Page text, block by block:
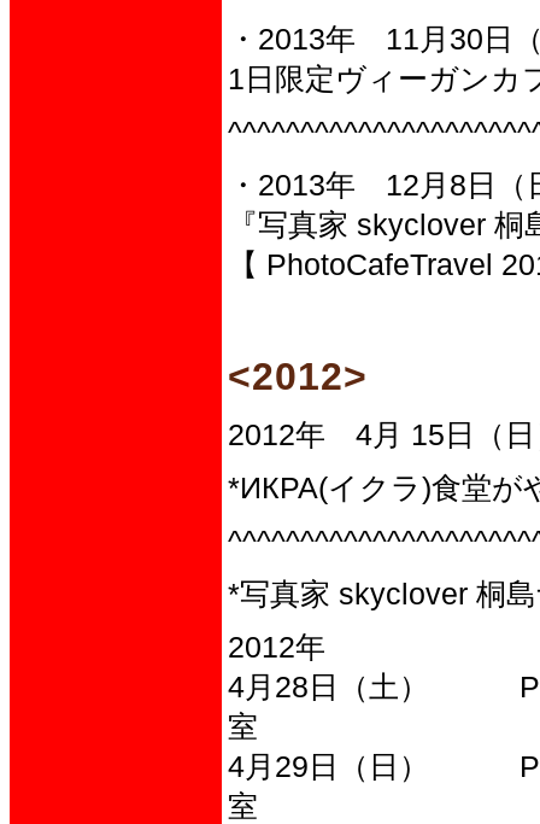
・2013年 11月30日
1日限定ヴィーガンカ
・2013年 12月8日（
『写真家 skyclover
【 PhotoCafeTravel
<2012>
2012年 4月 15日（日
*ИКРА(イクラ)食堂が
*写真家 skyclover 桐
2012年
4月28日（土）
室
4月29日（日）
室